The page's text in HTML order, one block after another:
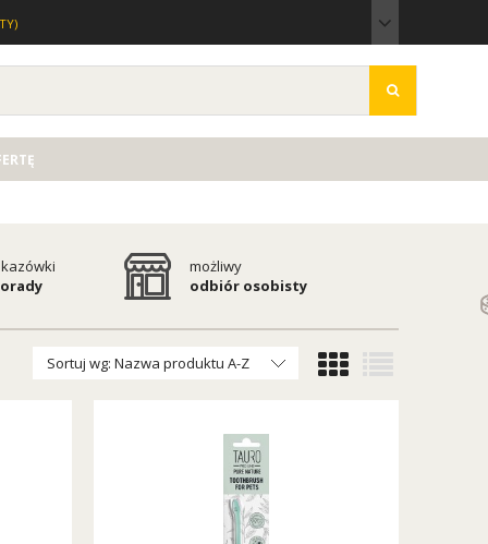
możliwy
odbiór osobisty
Sortuj wg: Nazwa produktu A-Z